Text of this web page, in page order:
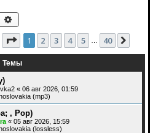
Страница из 40
1 2 3 4 5 40
Темы
« 06 авг 2026, 01:59
(mp3)
, Pop)
« 05 авг 2026, 15:59
(lossless)